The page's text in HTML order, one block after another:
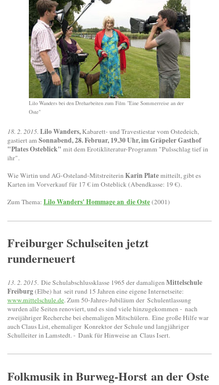
Lilo Wanders bei den Dreharbeiten zum Film "Eine Sommerreise an der
Oste"
18. 2. 2015. Lilo Wanders, Kabarett- und Travestiestar vom Ostedeich,
gastiert am Sonnabend, 28. Februar, 19.30 Uhr, im Gräpeler Gasthof
"Plates Osteblick" mit dem Erotikliteratur-Programm "Pulsschlag tief in
ihr".
Wie Wirtin und AG-Osteland-Mitstreiterin Karin Platemitteilt, gibt es
Karten im Vorverkauf für 17 € im Osteblick (Abendkasse: 19 €).
Zum Thema: Lilo Wanders' Hommage an die Oste(2001)
Freiburger Schulseiten jetzt
runderneuert
13. 2. 2015. Die Schulabschlussklasse 1965 der damaligen Mittelschule
Freiburg(Elbe) hat seit rund 15 Jahren eine eigene Internetseite:
www.mittelschule.de. Zum 50-Jahres-Jubiläum der Schulentlassung
wurden alle Seiten renoviert, und es sind viele hinzugekommen - nach
zweijähriger Recherche bei ehemaligen Mitschülern. Eine große Hilfe war
auch Claus List, ehemaliger Konrektor der Schule und langjähriger
Schulleiter in Lamstedt. - Dank für Hinweise an Claus Isert.
Folkmusik in Burweg-Horst an der Oste